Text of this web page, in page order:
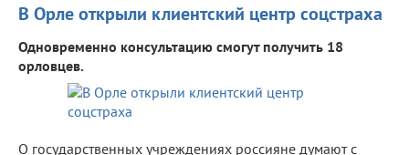
В Орле открыли клиентский центр соцстраха
Одновременно консультацию смогут получить 18
орловцев.
О государственных учреждениях россияне думают с